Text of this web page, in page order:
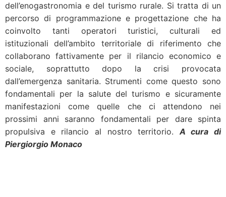
dell’enogastronomia e del turismo rurale. Si tratta di un
percorso di programmazione e progettazione che ha
coinvolto tanti operatori turistici, culturali ed
istituzionali dell’ambito territoriale di riferimento che
collaborano fattivamente per il rilancio economico e
sociale, soprattutto dopo la crisi provocata
dall’emergenza sanitaria. Strumenti come questo sono
fondamentali per la salute del turismo e sicuramente
manifestazioni come quelle che ci attendono nei
prossimi anni saranno fondamentali per darespinta
propulsiva e rilancio al nostro territorio.A cura di
Piergiorgio Monaco